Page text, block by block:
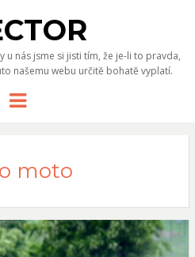
u nás jsme si jisti tím, že je-li to pravda,
našemu webu určitě bohatě vyplatí.
Menu
moto